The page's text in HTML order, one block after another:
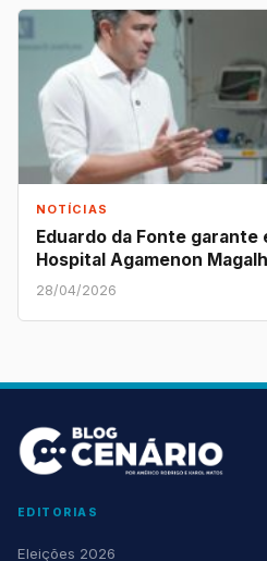
NOTÍCIAS
Eduardo da Fonte
Hospital Agamenon
28/04/2026
EDITORIAS
Eleições 2026